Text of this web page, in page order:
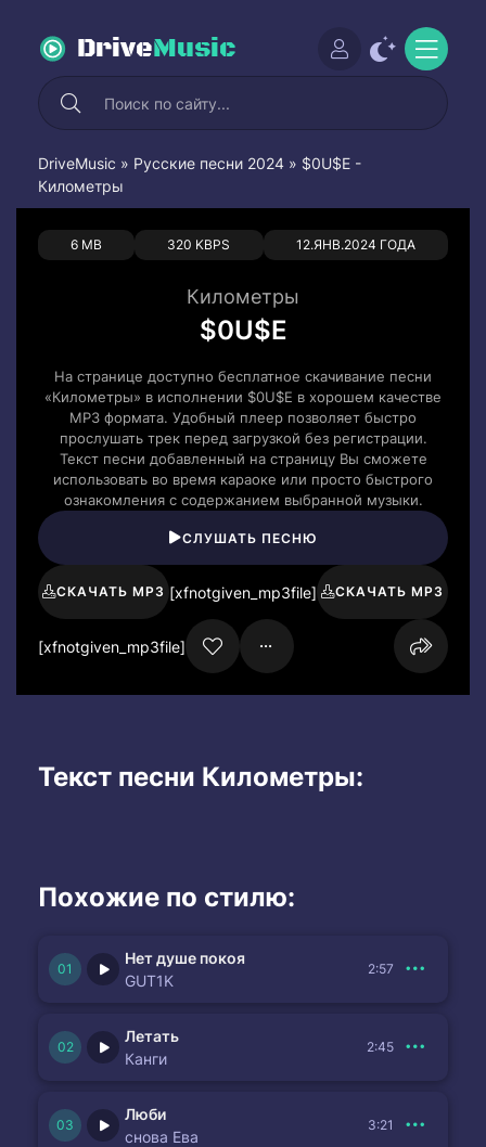
DriveMusic
DriveMusic » Русские песни 2024 » $0U$E -
Километры
6 MB 320 KBPS 12.ЯНВ.2024 ГОДА
0 0
Километры
$0U$E
На странице доступно бесплатное скачивание песни
«Километры» в исполнении $0U$E в хорошем качестве
MP3 формата. Удобный плеер позволяет быстро
прослушать трек перед загрузкой без регистрации.
Текст песни добавленный на страницу Вы сможете
использовать во время караоке или просто быстрого
ознакомления с содержанием выбранной музыки.
СЛУШАТЬ ПЕСНЮ
СКАЧАТЬ MP3 [xfnotgiven_mp3file] СКАЧАТЬ MP3
[xfnotgiven_mp3file]
Текст песни Километры:
Похожие по стилю:
Нет душе покоя
GUT1K
2:57
Летать
Канги
2:45
Люби
снова Ева
3:21